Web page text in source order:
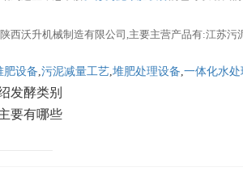
西沃升机械制造有限公司,主要主营产品有:江苏
肥设备,污泥减量工艺,堆肥处理设备,一体化水处
发酵类别
要有哪些